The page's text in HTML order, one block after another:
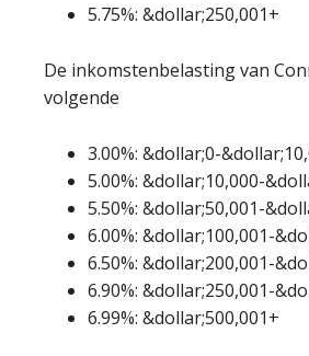
5.75%: &dollar;250,001+
De inkomstenbelasting van
volgende
3.00%: &dollar;0-
5.00%: &dollar;10,000-
5.50%: &dollar;50,001-
6.00%: &dollar;100,001-
6.50%: &dollar;200,001-
6.90%: &dollar;250,001-
6.99%: &dollar;500,001+